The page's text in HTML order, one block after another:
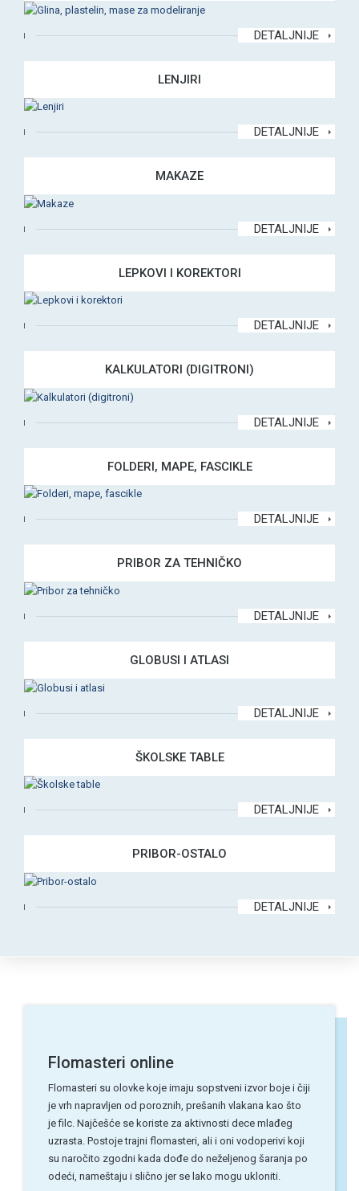
DETALJNIJE
LENJIRI
DETALJNIJE
MAKAZE
DETALJNIJE
LEPKOVI I KOREKTORI
DETALJNIJE
KALKULATORI (DIGITRONI)
DETALJNIJE
FOLDERI, MAPE, FASCIKLE
DETALJNIJE
PRIBOR ZA TEHNIČKO
DETALJNIJE
GLOBUSI I ATLASI
DETALJNIJE
ŠKOLSKE TABLE
DETALJNIJE
PRIBOR-OSTALO
DETALJNIJE
Flomasteri online
Flomasteri su olovke koje imaju sopstveni izvor boje i čiji
je vrh napravljen od poroznih, prešanih vlakana kao što
je filc. Najčešće se koriste za aktivnosti dece mlađeg
uzrasta. Postoje trajni flomasteri, ali i oni vodoperivi koji
su naročito zgodni kada dođe do neželjenog šaranja po
odeći, nameštaju i slično jer se lako mogu ukloniti.